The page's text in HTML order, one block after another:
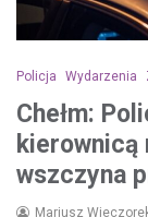
Policja Wydarzenia
Chełm:
kierownicą
wszczyna
Mariusz